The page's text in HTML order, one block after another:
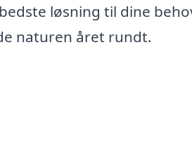
løsning til dine
naturen året rundt.